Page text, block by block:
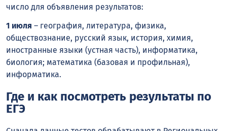
число для объявления результатов:
1 июля – география, литература, физика,
обществознание, русский язык, история, химия,
иностранные языки (устная часть), информатика,
биология; математика (базовая и профильная),
информатика.
Где и как посмотреть результаты по
ЕГЭ